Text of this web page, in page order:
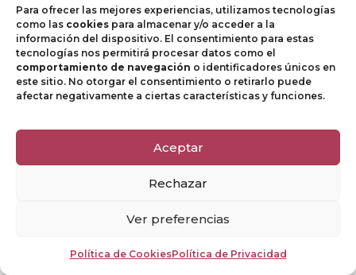
Para ofrecer las mejores experiencias, utilizamos tecnologías
como las cookies para almacenar y/o acceder a la
información del dispositivo. El consentimiento para estas
tecnologías nos permitirá procesar datos como el
comportamiento de navegación o identificadores únicos en
este sitio. No otorgar el consentimiento o retirarlo puede
afectar negativamente a ciertas características y funciones.
Aceptar
Rechazar
Ver preferencias
Política de CookiesPolítica de Privacidad
los usuarios podrán ser
cedidos a:
Agencia Estatal de
la Administración
bancos y entidades
financieras para el
cobro del servicio
producto adquirido;